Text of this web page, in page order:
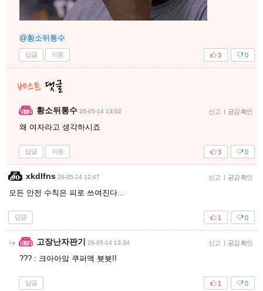
@황소뒤통수
답글 이동 0
3
황소뒤통수 26-05-14 13:02 신고 | 공감 확인
왜 여자라고 생각하시죠
답글 이동 0
3
xkdlfns 26-05-14 12:47 신고 | 공감 확인
모든 안전 수칙은 피로 쓰여진다...
답글 0
1
고장난자판기 26-05-14 13:34 신고 | 공감 확인
??? : 크아아앜 쿠퍼액 븃븃!!
답글 0
1